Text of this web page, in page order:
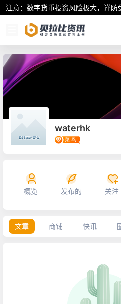
注意：数字货币投资风险极大，谨
waterhk
概览 发布的 关注
文章 商铺 快讯